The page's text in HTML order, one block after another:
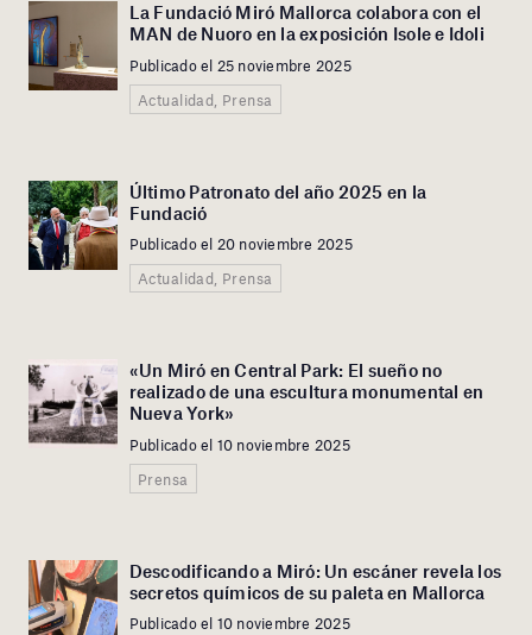
La Fundació Miró Mallorca colabora con el
MAN de Nuoro en la exposición Isole e Idoli
Publicado el 25 noviembre 2025
Actualidad, Prensa
Último Patronato del año 2025 en la
Fundació
Publicado el 20 noviembre 2025
Actualidad, Prensa
«Un Miró en Central Park: El sueño no
realizado de una escultura monumental en
Nueva York»
Publicado el 10 noviembre 2025
Prensa
Descodificando a Miró: Un escáner revela los
secretos químicos de su paleta en Mallorca
Publicado el 10 noviembre 2025